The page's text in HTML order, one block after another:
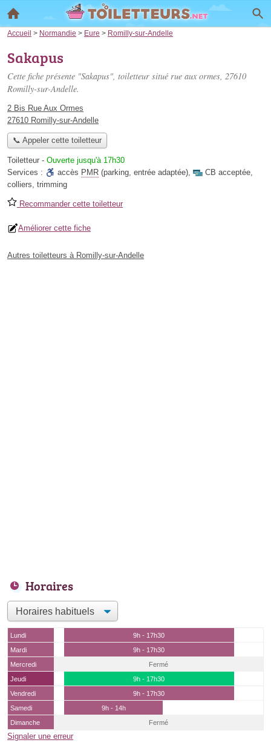
Accueil > Normandie > Eure > Romilly-sur-Andelle
Sakapus
Cette fiche présente "Sakapus", toiletteur situé rue aux ormes, 27610
Romilly-sur-Andelle.
2 Bis Rue Aux Ormes
27610 Romilly-sur-Andelle
📞 Appeler cette toiletteur
Toiletteur - Ouverte jusqu'à 17h30
Services :
accès PMR (parking, entrée adaptée), CB acceptée,
colliers, trimming
Recommander cette toiletteur
Améliorer cette fiche
Autres toiletteurs à Romilly-sur-Andelle
Horaires
Lundi
9h - 17h30
Mardi
9h - 17h30
Mercredi
Fermé
Jeudi
9h - 17h30
Vendredi
9h - 17h30
Samedi
9h - 14h
Dimanche
Fermé
Signaler une erreur